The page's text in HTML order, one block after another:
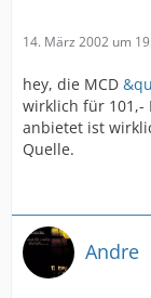
14. März 2002 um
hey, die MCD
wirklich für 101,-
anbietet ist
Quelle.
Andre